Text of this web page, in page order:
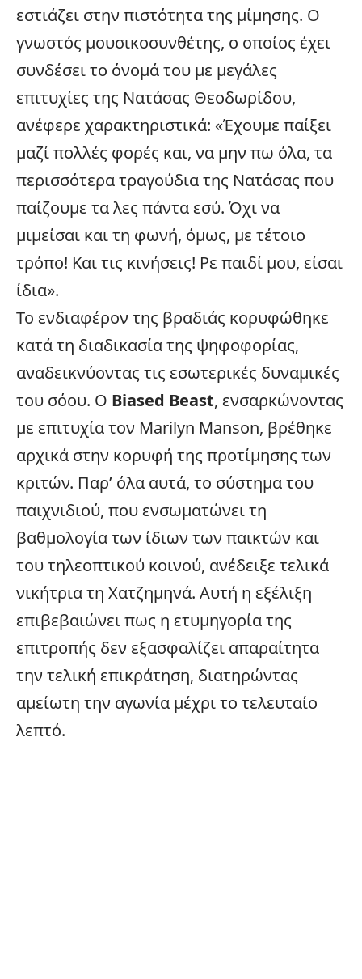
εστιάζει στην πιστότητα της μίμησης. Ο
γνωστός μουσικοσυνθέτης, ο οποίος έχει
συνδέσει το όνομά του με μεγάλες
επιτυχίες της Νατάσας Θεοδωρίδου,
ανέφερε χαρακτηριστικά: «Έχουμε παίξει
μαζί πολλές φορές και, να μην πω όλα, τα
περισσότερα τραγούδια της Νατάσας που
παίζουμε τα λες πάντα εσύ. Όχι να
μιμείσαι και τη φωνή, όμως, με τέτοιο
τρόπο! Και τις κινήσεις! Ρε παιδί μου, είσαι
ίδια».
Το ενδιαφέρον της βραδιάς κορυφώθηκε
κατά τη διαδικασία της ψηφοφορίας,
αναδεικνύοντας τις εσωτερικές δυναμικές
του σόου. Ο Biased Beast, ενσαρκώνοντας
με επιτυχία τον Marilyn Manson, βρέθηκε
αρχικά στην κορυφή της προτίμησης των
κριτών. Παρ’ όλα αυτά, το σύστημα του
παιχνιδιού, που ενσωματώνει τη
βαθμολογία των ίδιων των παικτών και
του τηλεοπτικού κοινού, ανέδειξε τελικά
νικήτρια τη Χατζημηνά. Αυτή η εξέλιξη
επιβεβαιώνει πως η ετυμηγορία της
επιτροπής δεν εξασφαλίζει απαραίτητα
την τελική επικράτηση, διατηρώντας
αμείωτη την αγωνία μέχρι το τελευταίο
λεπτό.